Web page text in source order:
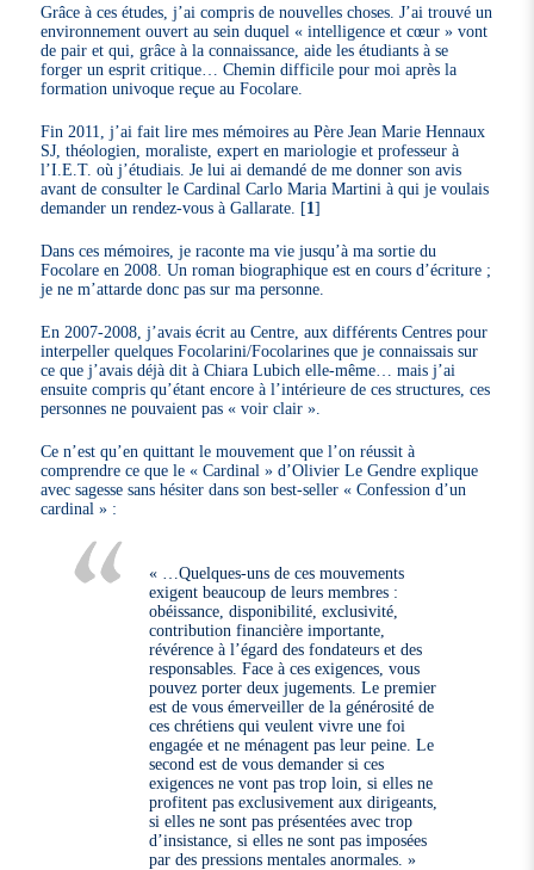
Grâce à ces études, j’ai compris de nouvelles choses. J’ai trouvé un
environnement ouvert au sein duquel « intelligence et cœur » vont
de pair et qui, grâce à la connaissance, aide les étudiants à se
forger un esprit critique… Chemin difficile pour moi après la
formation univoque reçue au Focolare.
Fin 2011, j’ai fait lire mes mémoires au Père Jean Marie Hennaux
SJ, théologien, moraliste, expert en mariologie et professeur à
l’I.E.T. où j’étudiais. Je lui ai demandé de me donner son avis
avant de consulter le Cardinal Carlo Maria Martini à qui je voulais
demander un rendez-vous à Gallarate. [1]
Dans ces mémoires, je raconte ma vie jusqu’à ma sortie du
Focolare en 2008. Un roman biographique est en cours d’écriture ;
je ne m’attarde donc pas sur ma personne.
En 2007-2008, j’avais écrit au Centre, aux différents Centres pour
interpeller quelques Focolarini/Focolarines que je connaissais sur
ce que j’avais déjà dit à Chiara Lubich elle-même… mais j’ai
ensuite compris qu’étant encore à l’intérieure de ces structures, ces
personnes ne pouvaient pas « voir clair ».
Ce n’est qu’en quittant le mouvement que l’on réussit à
comprendre ce que le « Cardinal » d’Olivier Le Gendre explique
avec sagesse sans hésiter dans son best-seller « Confession d’un
cardinal » :
« …Quelques-uns de ces mouvements
exigent beaucoup de leurs membres :
obéissance, disponibilité, exclusivité,
contribution financière importante,
révérence à l’égard des fondateurs et des
responsables. Face à ces exigences, vous
pouvez porter deux jugements. Le premier
est de vous émerveiller de la générosité de
ces chrétiens qui veulent vivre une foi
engagée et ne ménagent pas leur peine. Le
second est de vous demander si ces
exigences ne vont pas trop loin, si elles ne
profitent pas exclusivement aux dirigeants,
si elles ne sont pas présentées avec trop
d’insistance, si elles ne sont pas imposées
par des pressions mentales anormales. »